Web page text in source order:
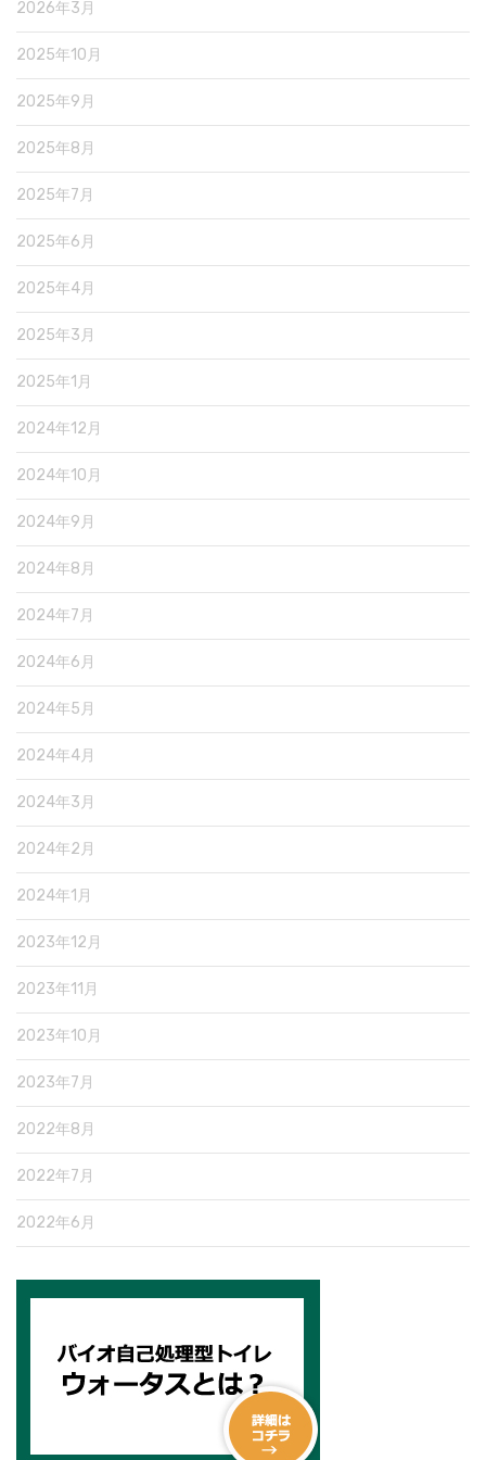
2026年3月
2025年10月
2025年9月
2025年8月
2025年7月
2025年6月
2025年4月
2025年3月
2025年1月
2024年12月
2024年10月
2024年9月
2024年8月
2024年7月
2024年6月
2024年5月
2024年4月
2024年3月
2024年2月
2024年1月
2023年12月
2023年11月
2023年10月
2023年7月
2022年8月
2022年7月
2022年6月